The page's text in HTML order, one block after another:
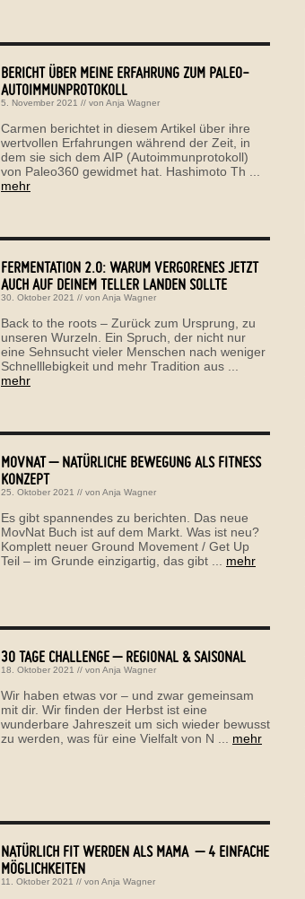
BERICHT ÜBER MEINE ERFAHRUNG ZUM PALEO-
AUTOIMMUNPROTOKOLL
5. November 2021 // von Anja Wagner
Carmen berichtet in diesem Artikel über ihre
wertvollen Erfahrungen während der Zeit, in
dem sie sich dem AIP (Autoimmunprotokoll)
von Paleo360 gewidmet hat. Hashimoto Th ...
mehr
FERMENTATION 2.0: WARUM VERGORENES JETZT
AUCH AUF DEINEM TELLER LANDEN SOLLTE
30. Oktober 2021 // von Anja Wagner
Back to the roots – Zurück zum Ursprung, zu
unseren Wurzeln. Ein Spruch, der nicht nur
eine Sehnsucht vieler Menschen nach weniger
Schnelllebigkeit und mehr Tradition aus ...
mehr
MOVNAT – NATÜRLICHE BEWEGUNG ALS FITNESS
KONZEPT
25. Oktober 2021 // von Anja Wagner
Es gibt spannendes zu berichten. Das neue
MovNat Buch ist auf dem Markt. Was ist neu?
Komplett neuer Ground Movement / Get Up
Teil – im Grunde einzigartig, das gibt ... mehr
30 TAGE CHALLENGE – REGIONAL & SAISONAL
18. Oktober 2021 // von Anja Wagner
Wir haben etwas vor – und zwar gemeinsam
mit dir. Wir finden der Herbst ist eine
wunderbare Jahreszeit um sich wieder bewusst
zu werden, was für eine Vielfalt von N ... mehr
NATÜRLICH FIT WERDEN ALS MAMA – 4 EINFACHE
MÖGLICHKEITEN
11. Oktober 2021 // von Anja Wagner